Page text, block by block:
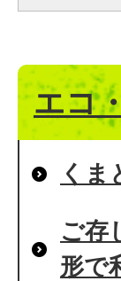
エコ
くま
ご存
形で